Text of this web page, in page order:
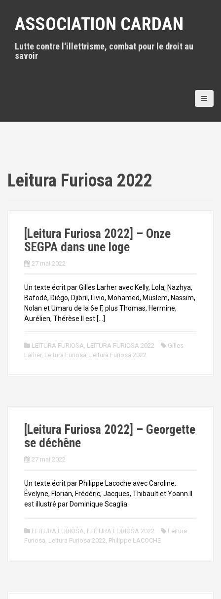
ASSOCIATION CARDAN
Lutte contre l'illettrisme, combat pour le droit au
savoir
Leitura Furiosa 2022
[Leitura Furiosa 2022] – Onze
SEGPA dans une loge
27 mai 2022
Un texte écrit par Gilles Larher avec Kelly, Lola, Nazhya,
Bafodé, Diégo, Djibril, Livio, Mohamed, Muslem, Nassim,
Nolan et Umaru de la 6e F, plus Thomas, Hermine,
Aurélien, Thérèse.Il est […]
LEITURA FURIOSA, LEITURA FURIOSA 2022
Gilles
Larher, Leitura Furiosa, Leitura Furiosa 2022
[Leitura Furiosa 2022] – Georgette
se déchêne
27 mai 2022
Un texte écrit par Philippe Lacoche avec Caroline,
Évelyne, Florian, Frédéric, Jacques, Thibault et Yoann.Il
est illustré par Dominique Scaglia.
LEITURA FURIOSA, LEITURA FURIOSA 2022
Leitura
Furiosa, Leitura Furiosa 2022, Philippe LACOCHE